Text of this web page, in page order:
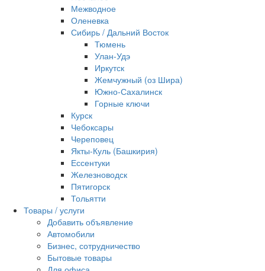
Межводное
Оленевка
Сибирь / Дальний Восток
Тюмень
Улан-Удэ
Иркутск
Жемчужный (оз Шира)
Южно‐Сахалинск
Горные ключи
Курск
Чебоксары
Череповец
Якты-Куль (Башкирия)
Ессентуки
Железноводск
Пятигорск
Тольятти
Товары / услуги
Добавить объявление
Автомобили
Бизнес, сотрудничество
Бытовые товары